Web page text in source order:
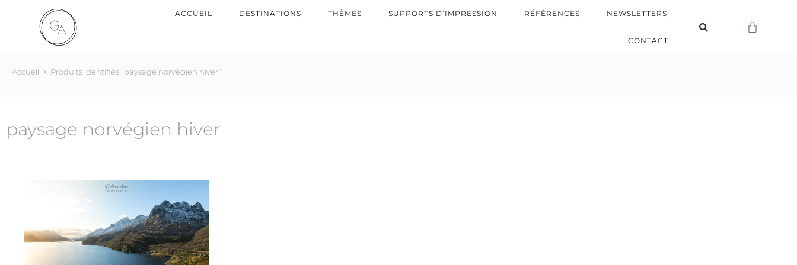
ACCUEIL DESTINATIONS THÈMES SUPPORTS D’IMPRESSION RÉFÉRENCES NEWSLETTERS
CONTACT
Accueil > Produits identifiés “paysage norvégien hiver”
paysage norvégien hiver